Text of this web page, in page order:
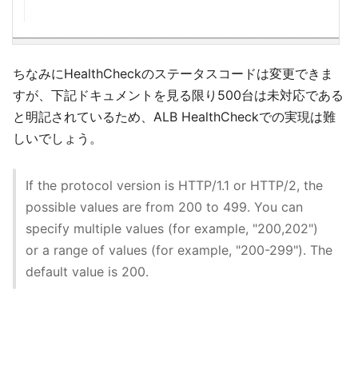
ちなみにHealthCheckのステータスコードは変更できま
すが、下記ドキュメントを見る限り500台は未対応である
と明記されているため、ALB HealthCheckでの実現は難
しいでしょう。
If the protocol version is HTTP/1.1 or HTTP/2, the
possible values are from 200 to 499. You can
specify multiple values (for example, "200,202")
or a range of values (for example, "200-299"). The
default value is 200.